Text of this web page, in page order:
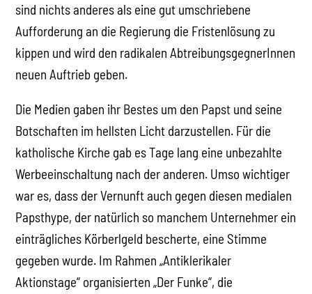
sind nichts anderes als eine gut umschriebene
Aufforderung an die Regierung die Fristenlösung zu
kippen und wird den radikalen AbtreibungsgegnerInnen
neuen Auftrieb geben.
Die Medien gaben ihr Bestes um den Papst und seine
Botschaften im hellsten Licht darzustellen. Für die
katholische Kirche gab es Tage lang eine unbezahlte
Werbeeinschaltung nach der anderen. Umso wichtiger
war es, dass der Vernunft auch gegen diesen medialen
Papsthype, der natürlich so manchem Unternehmer ein
einträgliches Körberlgeld bescherte, eine Stimme
gegeben wurde. Im Rahmen „Antiklerikaler
Aktionstage“ organisierten „Der Funke“, die